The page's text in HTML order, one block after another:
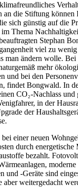
an die Stiftung können
sich günstig auf die
im Thema
Stephan
viel zu
man ändern wolle. Bei
mehr
und bei den
findet Bongwald. In
CO₂-Nachlass und
in der
der
einer neuen
durch
bezahlt.
und -Geräte sind
aber weitergedacht